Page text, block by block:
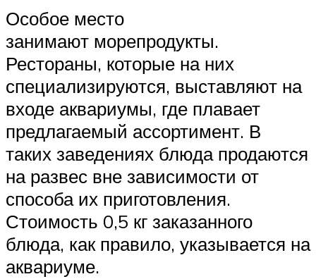
Особое место
занимают морепродукты.
Рестораны, которые на них
специализируются, выставляют на
входе аквариумы, где плавает
предлагаемый ассортимент. В
таких заведениях блюда продаются
на развес вне зависимости от
способа их приготовления.
Стоимость 0,5 кг заказанного
блюда, как правило, указывается на
аквариуме.